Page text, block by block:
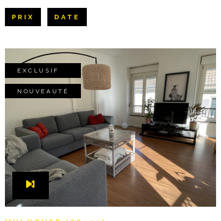
PRIX DATE
EXCLUSIF
NOUVEAUTÉ
VOIR LE BIEN
CRITÈRES SUPPLÉMENTAIRES
Parking
Terrasse